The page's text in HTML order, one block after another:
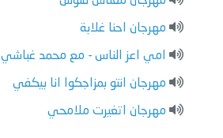
مهرجان احنا غلابة
امي اعز الناس - مع محمد غباشي
مهرجان انتو بمزاجكوا انا بيكفي
مهرجان اتغيرت ملامحي